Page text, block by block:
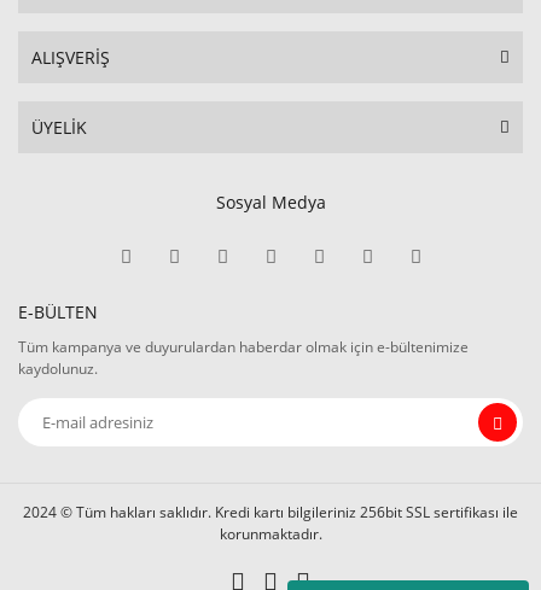
ALIŞVERİŞ
ÜYELİK
Sosyal Medya
E-BÜLTEN
Tüm kampanya ve duyurulardan haberdar olmak için e-bültenimize
kaydolunuz.
2024 © Tüm hakları saklıdır. Kredi kartı bilgileriniz 256bit SSL sertifikası ile
korunmaktadır.